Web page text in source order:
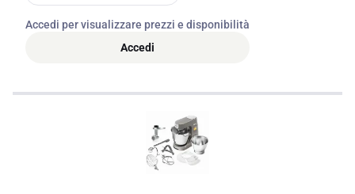
Accedi per visualizzare prezzi e disponibilità
Accedi